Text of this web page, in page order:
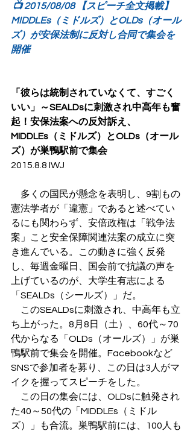
📺 2015/08/08 【スピーチ全文掲載】
MIDDLEs（ミドルズ）とOLDs（オール
ズ）が安保法制に反対し合同で集会を
開催
「彼らは統制されていなくて、すごく
いい」～SEALDsに刺激され中高年も奮
起！安保法案への反対訴え、
MIDDLEs（ミドルズ）とOLDs（オール
ズ）が巣鴨駅前で集会
2015.8.8 IWJ
多くの国民が懸念を表明し、9割もの
憲法学者が「違憲」であると述べてい
るにも関わらず、安倍政権は「戦争法
案」こと安全保障関連法案の成立に突
き進んでいる。この動きに強く反発
し、毎週金曜日、国会前で抗議の声を
上げているのが、大学生有志による
「SEALDs（シールズ）」だ。
このSEALDsに刺激され、中高年も立
ち上がった。8月8日（土）、60代～70
代からなる「OLDs（オールズ）」が巣
鴨駅前で集会を開催。Facebookなど
SNSで参加者を募り、この日は3人がマ
イクを握ってスピーチをした。
この日の集会には、OLDsに触発され
た40～50代の「MIDDLEs（ミドル
ズ）」も合流。巣鴨駅前には、100人も